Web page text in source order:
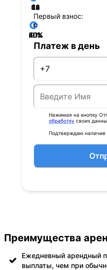
12
24
36
48
60
72
84
Первый взнос:
0%
20%
40%
60%
80%
Платеж в день
Нажимая на кнопку
обработку своих
Подтверждаю наличие
Преимущества
Ежедневный арендный
выплаты, чем при